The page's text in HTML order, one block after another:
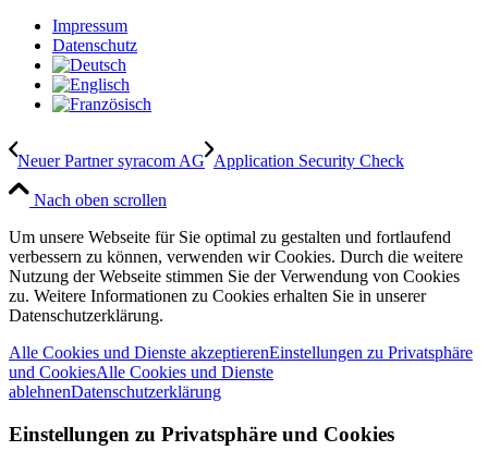
Impressum
Datenschutz
Neuer Partner syracom AG Application Security Check
Nach oben scrollen
Um unsere Webseite für Sie optimal zu gestalten und fortlaufend
verbessern zu können, verwenden wir Cookies. Durch die weitere
Nutzung der Webseite stimmen Sie der Verwendung von Cookies
zu. Weitere Informationen zu Cookies erhalten Sie in unserer
Datenschutzerklärung.
Alle Cookies und Dienste akzeptierenEinstellungen zu Privatsphäre
und CookiesAlle Cookies und Dienste
ablehnenDatenschutzerklärung
Einstellungen zu Privatsphäre und Cookies